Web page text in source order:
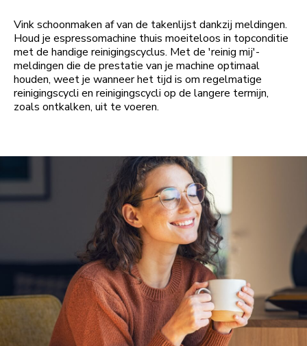
Vink schoonmaken af van de takenlijst dankzij meldingen.
Houd je espressomachine thuis moeiteloos in topconditie
met de handige reinigingscyclus. Met de 'reinig mij'-
meldingen die de prestatie van je machine optimaal
houden, weet je wanneer het tijd is om regelmatige
reinigingscycli en reinigingscycli op de langere termijn,
zoals ontkalken, uit te voeren.